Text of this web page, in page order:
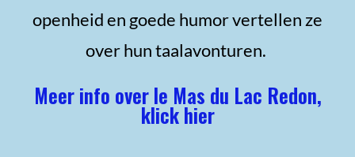
openheid en goede humor vertellen ze
over hun taalavonturen.
Meer info over le Mas du Lac Redon,
klick hier